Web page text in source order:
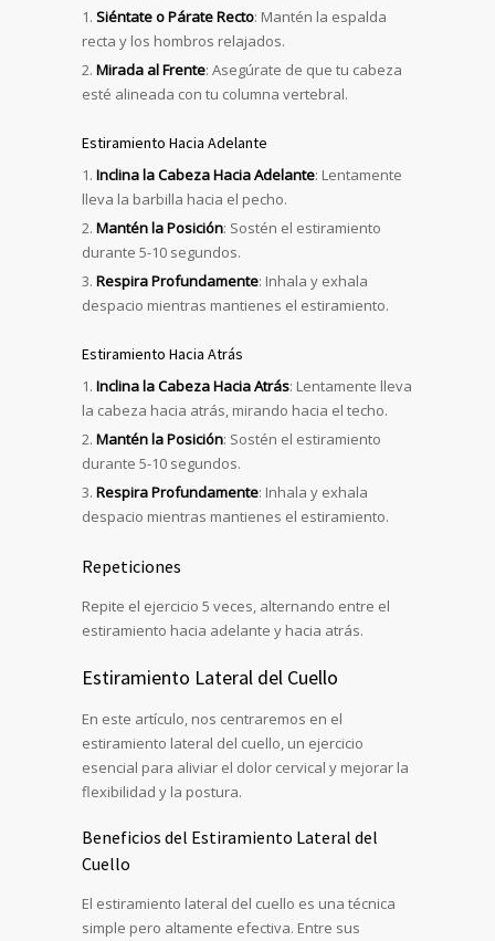
Siéntate o Párate Recto: Mantén la espalda
recta y los hombros relajados.
Mirada al Frente: Asegúrate de que tu cabeza
esté alineada con tu columna vertebral.
Estiramiento Hacia Adelante
Inclina la Cabeza Hacia Adelante: Lentamente
lleva la barbilla hacia el pecho.
Mantén la Posición: Sostén el estiramiento
durante 5-10 segundos.
Respira Profundamente: Inhala y exhala
despacio mientras mantienes el estiramiento.
Estiramiento Hacia Atrás
Inclina la Cabeza Hacia Atrás: Lentamente lleva
la cabeza hacia atrás, mirando hacia el techo.
Mantén la Posición: Sostén el estiramiento
durante 5-10 segundos.
Respira Profundamente: Inhala y exhala
despacio mientras mantienes el estiramiento.
Repeticiones
Repite el ejercicio 5 veces, alternando entre el
estiramiento hacia adelante y hacia atrás.
Estiramiento Lateral del Cuello
En este artículo, nos centraremos en el
estiramiento lateral del cuello, un ejercicio
esencial para aliviar el dolor cervical y mejorar la
flexibilidad y la postura.
Beneficios del Estiramiento Lateral del
Cuello
El estiramiento lateral del cuello es una técnica
simple pero altamente efectiva. Entre sus